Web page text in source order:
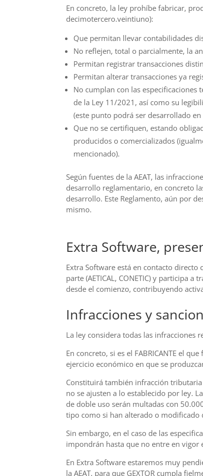
En concreto, la ley prohíbe fabricar,
decimotercero.veintiuno):
Que permitan llevar contabilidades
No reflejen, total o parcialmente, la
Permitan registrar transacciones
Permitan alterar transacciones ya
No cumplan con las especificaciones
de la Ley 11/2021, así como su
(este punto podrá ser desarrollado
Que no se certifiquen, estando
producidos o comercializados
mencionado).
Según fuentes de la AEAT, las
desarrollo reglamentario, en concreto
desarrollo. Este Reglamento, aún por
mismo.
Extra Software,
Extra Software está en contacto directo
parte (AETICAL, CONETIC) y participa
desde el comienzo, contribuyendo
Infracciones y
La ley considera todas las infracciones
En concreto, si es el FABRICANTE el
ejercicio económico en que se
Constituirá también infracción
no se ajusten a lo establecido por ley.
de doble uso serán multadas con
tipo como si han alterado o modificado
Sin embargo, en el caso de las
impondrán hasta que no entre en vigor
En Extra Software estaremos muy
la AEAT, para que GEXTOR cumpla